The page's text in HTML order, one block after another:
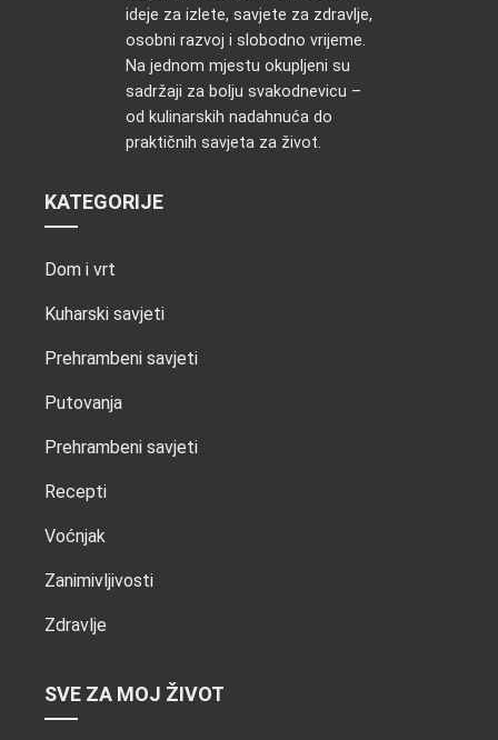
ideje za izlete, savjete za zdravlje,
osobni razvoj i slobodno vrijeme.
Na jednom mjestu okupljeni su
sadržaji za bolju svakodnevicu –
od kulinarskih nadahnuća do
praktičnih savjeta za život.
KATEGORIJE
Dom i vrt
Kuharski savjeti
Prehrambeni savjeti
Putovanja
Prehrambeni savjeti
Recepti
Voćnjak
Zanimivljivosti
Zdravlje
SVE ZA MOJ ŽIVOT